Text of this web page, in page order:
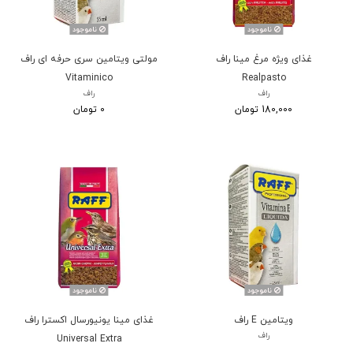
ناموجود
غذای ویژه مرغ مینا راف
Realpasto
راف
180,000 تومان
ناموجود
مولتی ویتامین سری حرفه ای راف
Vitaminico
راف
0 تومان
ناموجود
ویتامین E راف
راف
ناموجود
غذای مینا یونیورسال اکسترا راف
Universal Extra